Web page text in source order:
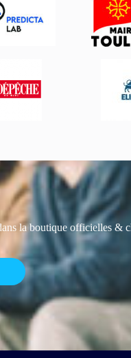
la boutique officielles &